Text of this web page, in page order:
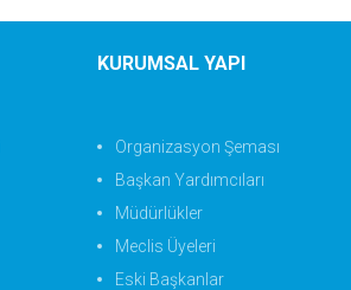
KURUMSAL YAPI
Organizasyon Şeması
Başkan Yardımcıları
Müdürlükler
Meclis Üyeleri
Eski Başkanlar